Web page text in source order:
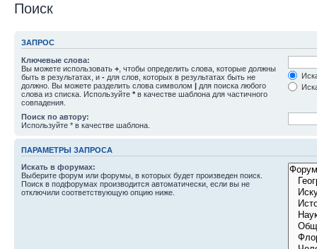
Поиск
ЗАПРОС
Ключевые слова:
Вы можете использовать + , чтобы определить слова, которые должны
быть в результатах, и - для слов, которых в результатах быть не
должно. Вы можете разделить слова символом | для поиска любого
слова из списка. Используйте * в качестве шаблона для частичного
совпадения.
Поиск по автору:
Используйте * в качестве шаблона.
ПАРАМЕТРЫ ЗАПРОСА
Искать в форумах:
Выберите форум или форумы, в которых будет произведен поиск.
Поиск в подфорумах производится автоматически, если вы не
отключили соответствующую опцию ниже.